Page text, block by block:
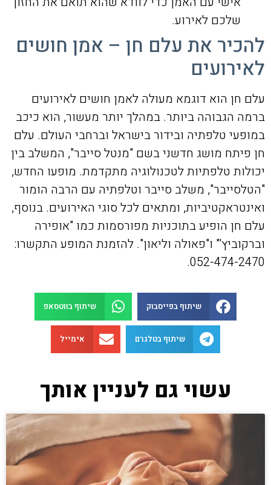
שלכם לאירוע.
להכיר את עלם חן – אמן חושים
לאירועים
עלם חן הוא דוגמא מעולה לאמן חושים לאירועים
ברמה הגבוהה ביותר. במהלך יותר מעשור, הוא כיכב
במופעי טלפתיה ובידור בישראל וברחבי העולם. עלם
חן פיתח מושג חדשני בשם "מנטל סייבר", המשלב בין
יכולות טלפתיות לטכנולוגיה מתקדמת. מופעו החדש,
"הטלסייבר", משלב סייבר וטלפתיה עם הרבה הומור
ואינטראקטיביות, ומתאים לכל סוגי האירועים. בנוסף,
עלם חן הופיע בתוכניות מפורסמות כמו "אופירה
וברקוביץ'" ו"פאולה וליאון". להזמנת המופע התקשרו:
052-474-2470.
שיתוף בפייסבוק שיתוף בווטסאפ
שיתוף בטלגרם אימייל
עשוי גם לעניין אותך